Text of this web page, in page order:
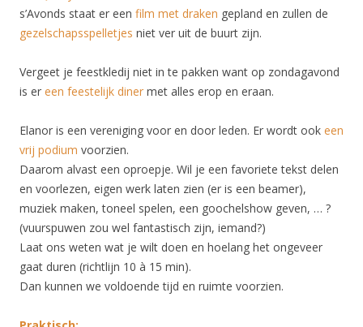
s’Avonds staat er een film met draken gepland en zullen de
gezelschapsspelletjes niet ver uit de buurt zijn.
Vergeet je feestkledij niet in te pakken want op zondagavond
is er een feestelijk diner met alles erop en eraan.
Elanor is een vereniging voor en door leden. Er wordt ook een
vrij podium voorzien.
Daarom alvast een oproepje. Wil je een favoriete tekst delen
en voorlezen, eigen werk laten zien (er is een beamer),
muziek maken, toneel spelen, een goochelshow geven, … ?
(vuurspuwen zou wel fantastisch zijn, iemand?)
Laat ons weten wat je wilt doen en hoelang het ongeveer
gaat duren (richtlijn 10 à 15 min).
Dan kunnen we voldoende tijd en ruimte voorzien.